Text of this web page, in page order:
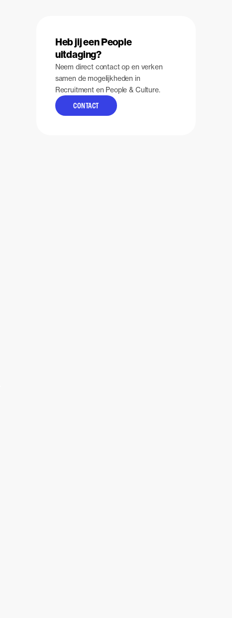
Heb jij een People
uitdaging?
Neem direct contact op en verken
samen de mogelijkheden in
Recruitment en People & Culture.
CONTACT